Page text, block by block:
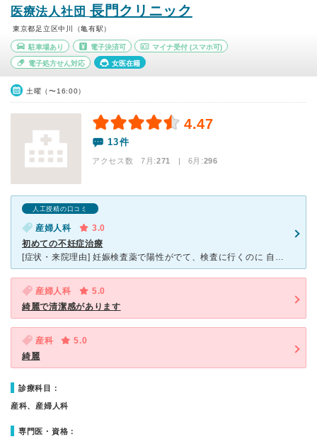
医療法人社団 長門クリニック
東京都足立区中川（亀有駅）
駐車場あり 電子決済可 マイナ受付 (スマホ可)
電子処方せん対応 女医在籍
土曜（〜16:00）
4.47
13件
アクセス数 7月:271 | 6月:296
人工授精の口コミ
産婦人科
3.0
初めての不妊症治療
[症状・来院理由] 妊娠検査薬で陽性がでて、検査に行くのに 自宅から通いやすくてホームページをみてよさそうだと思い、 こちらの病院へ通う事を決めました。 [医師の診断・治療法] 結局妊娠には
産婦人科
5.0
綺麗で清潔感があります
産科
5.0
綺麗
診療科目：
産科、産婦人科
専門医・資格：